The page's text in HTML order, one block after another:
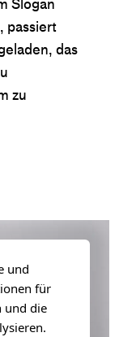
Slogan
passiert
das
zu
und
für
und die